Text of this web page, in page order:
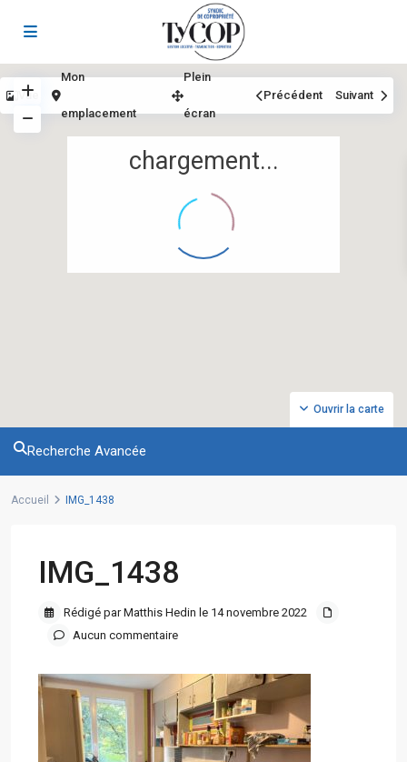
chargement...
Ouvrir la carte
Vue
Mon
emplacement
Plein
écran
Précédent Suivant
Recherche Avancée
Accueil IMG_1438
IMG_1438
Rédigé par Matthis Hedin le 14 novembre 2022
Aucun commentaire